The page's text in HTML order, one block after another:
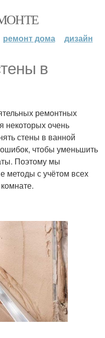
ремонт дома дизайн
в
ремонтных
некоторых очень
стены в ванной
чтобы уменьшить
Поэтому мы
методы с учётом всех